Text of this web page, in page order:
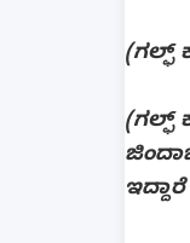
(ಗಲ್ಫ್
(ಗಲ್ಫ್